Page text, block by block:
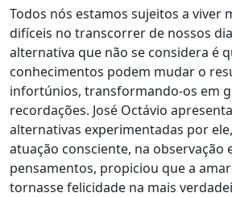
Todos nós estamos sujeitos a viver
difíceis no transcorrer de nossos
alternativa que não se considera é
conhecimentos podem mudar o
infortúnios, transformando-os em
recordações. José Octávio
alternativas experimentadas por
atuação consciente, na observação
pensamentos, propiciou que a
tornasse felicidade na mais